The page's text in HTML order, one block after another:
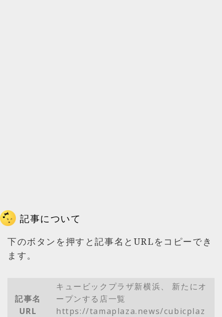
記事について
下のボタンを押すと記事名とURLをコピーでき
ます。
記事名
URL
キュービックプラザ新横浜、 新たにオ
ープンする店一覧
https://tamaplaza.news/cubicplaz